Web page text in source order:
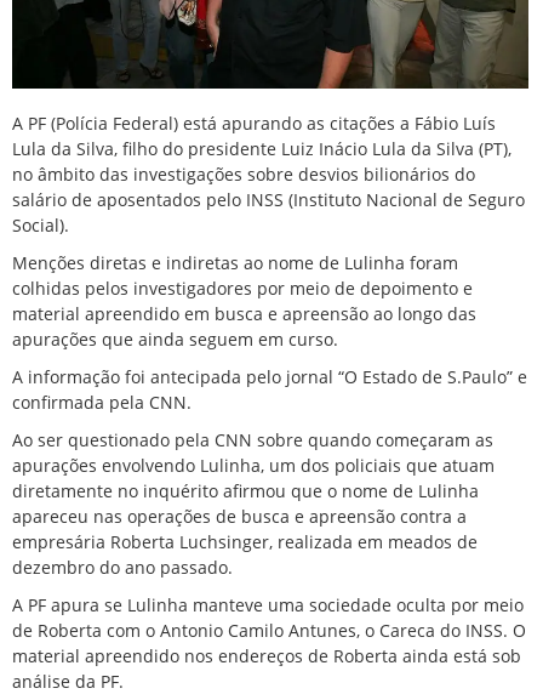
A PF (Polícia Federal) está apurando as citações a Fábio Luís
Lula da Silva, filho do presidente Luiz Inácio Lula da Silva (PT),
no âmbito das investigações sobre desvios bilionários do
salário de aposentados pelo INSS (Instituto Nacional de Seguro
Social).
Menções diretas e indiretas ao nome de Lulinha foram
colhidas pelos investigadores por meio de depoimento e
material apreendido em busca e apreensão ao longo das
apurações que ainda seguem em curso.
A informação foi antecipada pelo jornal “O Estado de S.Paulo” e
confirmada pela CNN.
Ao ser questionado pela CNN sobre quando começaram as
apurações envolvendo Lulinha, um dos policiais que atuam
diretamente no inquérito afirmou que o nome de Lulinha
apareceu nas operações de busca e apreensão contra a
empresária Roberta Luchsinger, realizada em meados de
dezembro do ano passado.
A PF apura se Lulinha manteve uma sociedade oculta por meio
de Roberta com o Antonio Camilo Antunes, o Careca do INSS. O
material apreendido nos endereços de Roberta ainda está sob
análise da PF.